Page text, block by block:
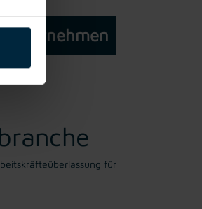
Unternehmen
für